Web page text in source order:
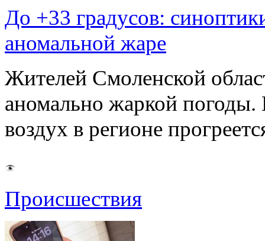
До +33 градусов:
аномальной жаре
Жителей Смоленской
аномально жаркой погоды.
воздух в регионе
Происшествия